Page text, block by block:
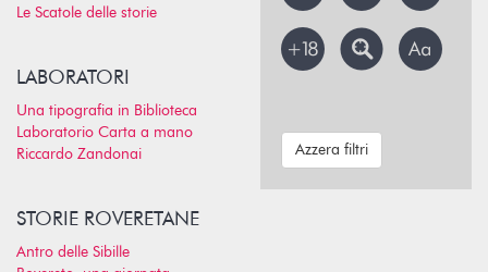
Le Scatole delle storie
LABORATORI
Una tipografia in Biblioteca
Laboratorio Carta a mano
Riccardo Zandonai
STORIE ROVERETANE
Antro delle Sibille
Azzera filtri